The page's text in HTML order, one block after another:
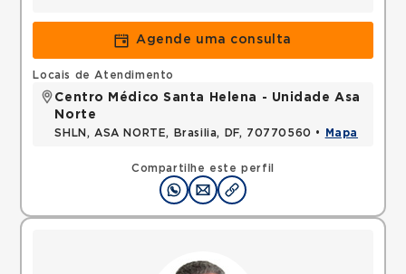
Agende uma consulta
Compartilhe este perfil
Locais de Atendimento
Centro Médico Santa Helena - Unidade Asa
Norte
SHLN, ASA NORTE, Brasilia, DF, 70770560 • Mapa